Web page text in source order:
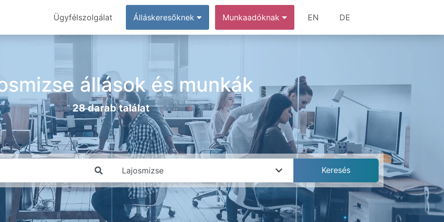
Ügyfélszolgálat Álláskeresőknek Munkaadóknak EN DE
állások és munkák
28 darab találat